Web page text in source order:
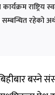
राष्ट्रिय
रहेको
बस्ने